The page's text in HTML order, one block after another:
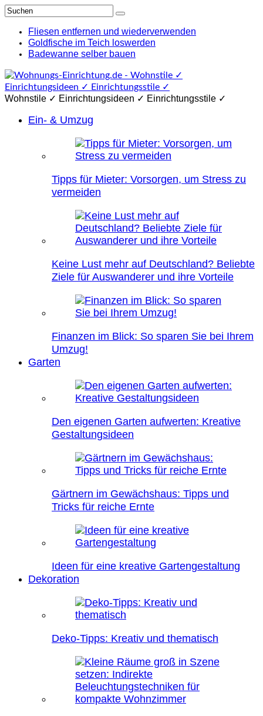
Fliesen entfernen und wiederverwenden
Goldfische im Teich loswerden
Badewanne selber bauen
Wohnstile ✓ Einrichtungsideen ✓ Einrichtungsstile ✓
Ein- & Umzug
Tipps für Mieter: Vorsorgen, um Stress zu
vermeiden
Keine Lust mehr auf Deutschland? Beliebte
Ziele für Auswanderer und ihre Vorteile
Finanzen im Blick: So sparen Sie bei Ihrem
Umzug!
Garten
Den eigenen Garten aufwerten: Kreative
Gestaltungsideen
Gärtnern im Gewächshaus: Tipps und
Tricks für reiche Ernte
Ideen für eine kreative Gartengestaltung
Dekoration
Deko-Tipps: Kreativ und thematisch